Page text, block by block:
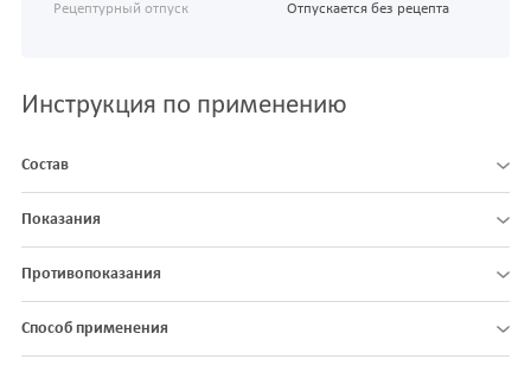
Рецептурный отпуск Отпускается без рецепта
Инструкция по применению
Состав
Показания
Противопоказания
Способ применения